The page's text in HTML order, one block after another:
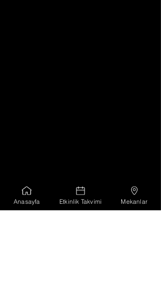
Anasayfa Etkinlik Takvimi Mekanlar